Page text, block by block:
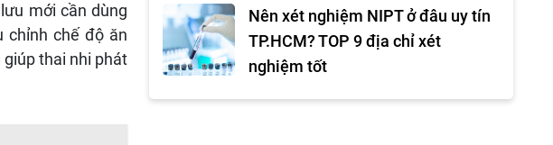
mới cần dùng
chỉnh chế độ ăn
thai nhi phát
Nên xét nghiệm NIPT ở đâu uy tín
TP.HCM? TOP 9 địa chỉ xét
nghiệm tốt